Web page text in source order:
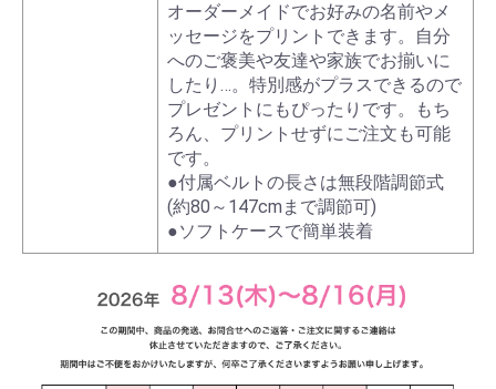
オーダーメイドでお好みの名前やメ
ッセージをプリントできます。自分
へのご褒美や友達や家族でお揃いに
したり…。特別感がプラスできるので
プレゼントにもぴったりです。もち
ろん、プリントせずにご注文も可能
です。
●付属ベルトの長さは無段階調節式
(約80～147cmまで調節可)
●ソフトケースで簡単装着